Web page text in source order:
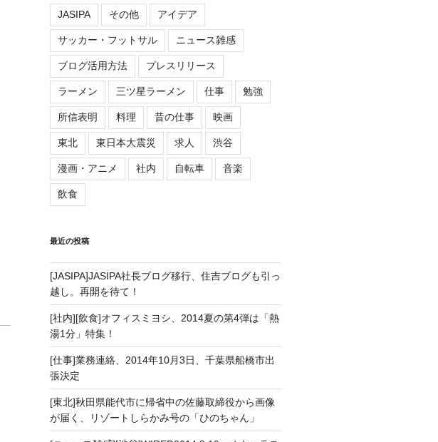
JASIPA その他 アイデア
サッカー・フットサル ニュース雑感
ブログ活用方法 プレスリリース
ラーメン 三ツ星ラーメン 仕事 勉強
所信表明 料理 昔の仕事 映画
東北 東日本大震災 求人 渋谷
漫画・アニメ 社内 自転車 音楽
飲食
最近の投稿
[JASIPA]JASIPA社長ブログ移行、住吉ブログも引っ
越し。再開を待て！
[社内][飲食]オフィスミヨシ、2014夏の第4弾は「熱
湯1分」特集！
[仕事]業務連絡、2014年10月3日、千葉県船橋市出
張決定
[東北]秋田県能代市に帰省中の佐藤取締役から画像
が届く、リゾートしらかみ号の「ひのちゃん」